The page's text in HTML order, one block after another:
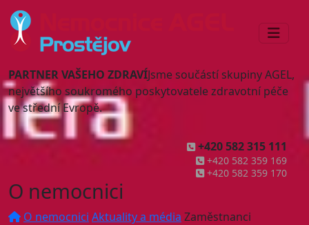
PARTNER VAŠEHO ZDRAVÍJsme součástí skupiny AGEL,
největšího soukromého poskytovatele zdravotní péče
ve střední Evropě.
+420 582 315 111
+420 582 359 169
+420 582 359 170
O nemocnici
O nemocnici Aktuality a média Zaměstnanci